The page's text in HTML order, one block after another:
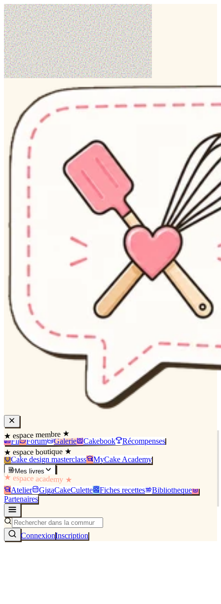
★ espace membre ★
Fil Forum Galerie Cakebook Récompenses
★ espace boutique ★
Cake design masterclass MyCake Academy
Mes livres
★ espace academy ★
Atelier GigaCakeCulette Fiches recettes
Bibliothèque
Partenaires
ConnexionInscription